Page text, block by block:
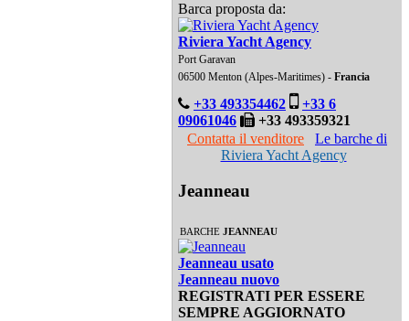
Barca proposta da:
Riviera Yacht Agency
Port Garavan
06500 Menton (Alpes-Maritimes) - Francia
+33 493354462
+33 6
09061046
+33 493359321
Contatta il venditore
Le barche di
Riviera Yacht Agency
Jeanneau
BARCHE JEANNEAU
Jeanneau usato
Jeanneau nuovo
REGISTRATI PER ESSERE
SEMPRE AGGIORNATO